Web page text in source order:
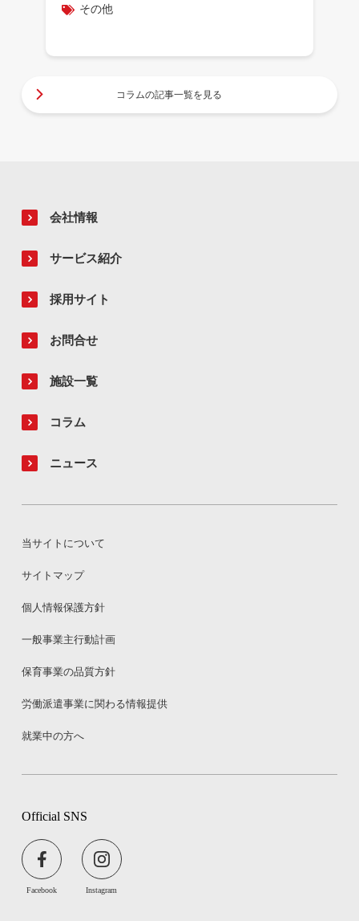
その他
コラムの記事一覧を見る
会社情報
サービス紹介
採用サイト
お問合せ
施設一覧
コラム
ニュース
Official SNS
Facebook Instagram
当サイトについて
サイトマップ
個人情報保護方針
一般事業主行動計画
保育事業の品質方針
労働派遣事業に関わる情報提供
就業中の方へ